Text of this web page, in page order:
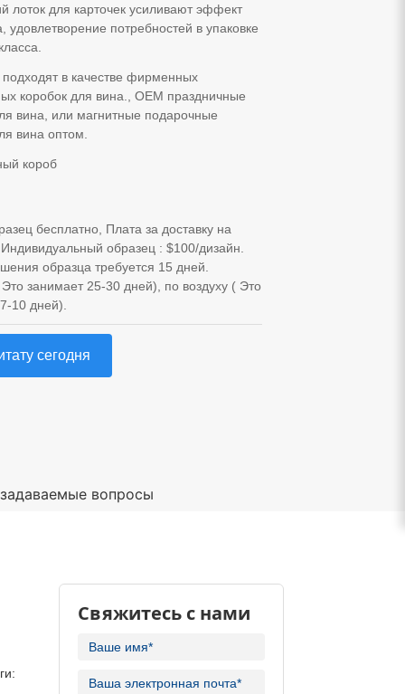
лоток для карточек усиливают эффект
удовлетворение потребностей в упаковке
в качестве фирменных
коробок для вина., OEM праздничные
вина, или магнитные подарочные
вина оптом.
короб
бесплатно, Плата за доставку на
образец : $100/дизайн.
образца требуется 15 дней.
занимает 25-30 дней), по воздуху ( Это
10 дней).
сегодня
вопросы
Свяжитесь с нами